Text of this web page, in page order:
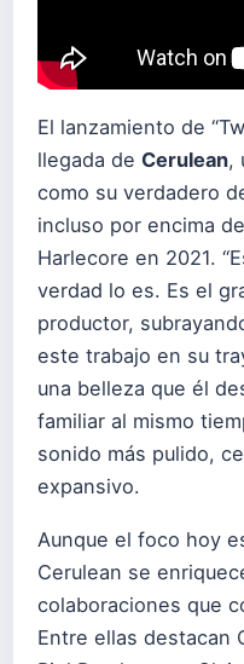
El lanzamiento de
llegada de Cerulean,
como su verdadero
incluso por encima
Harlecore en 2021.
verdad lo es. Es el
productor,
este trabajo en su
una belleza que él
familiar al mismo
sonido más pulido,
expansivo.
Aunque el foco hoy
Cerulean se
colaboraciones que
Entre ellas destacan